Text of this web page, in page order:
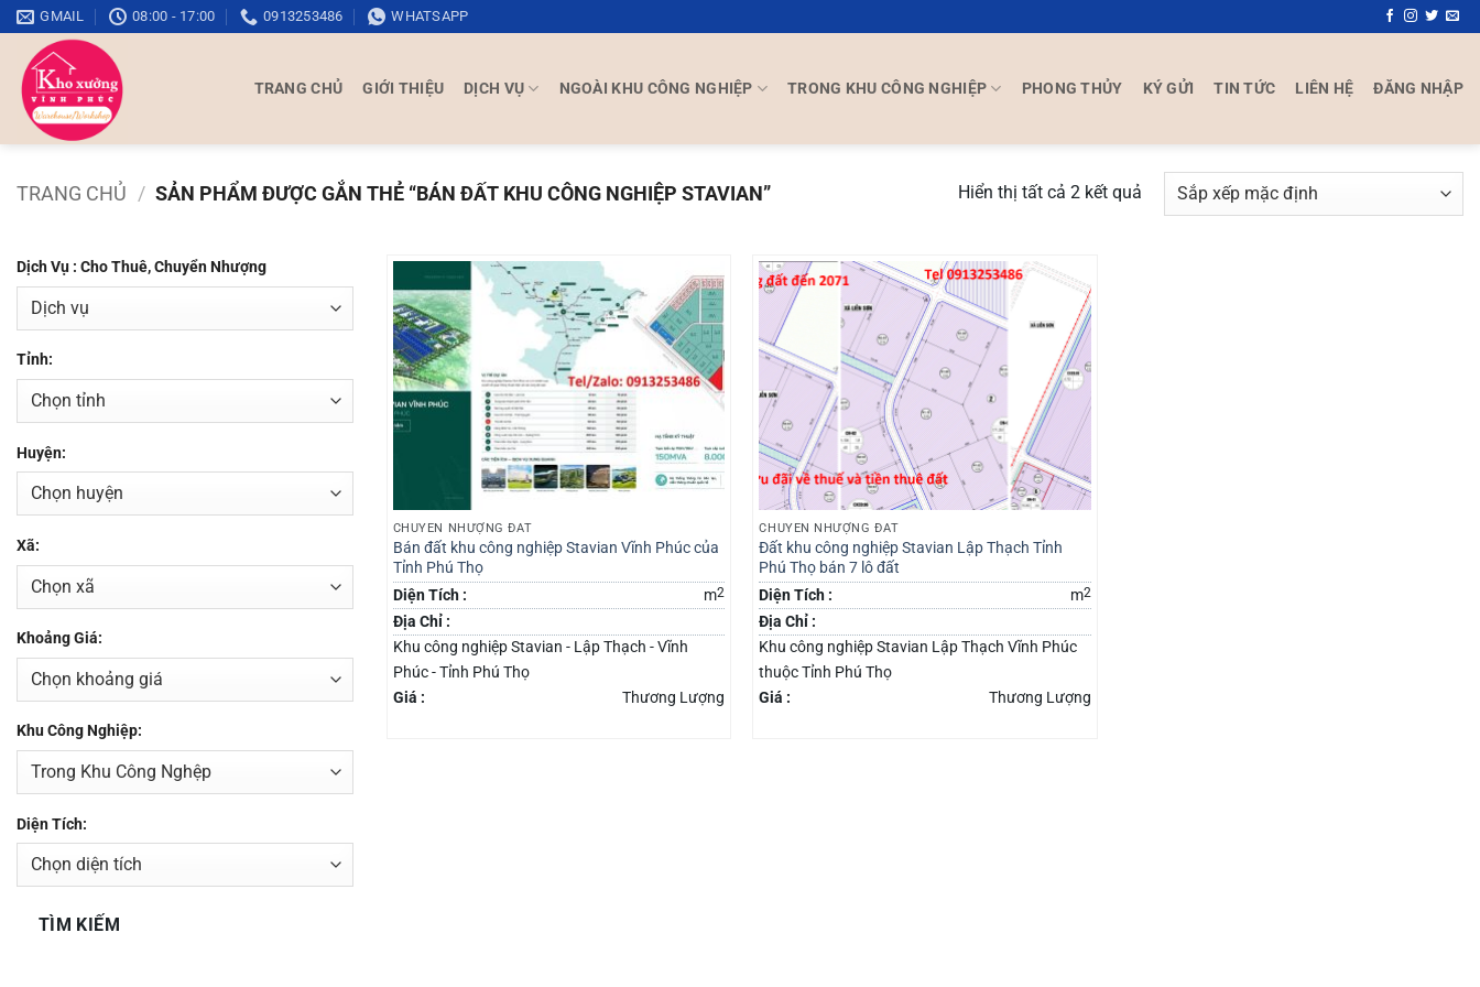
Bỏ
qua
dung
GMAIL 08:00 - 17:00 0913253486 WHATSAPP
TRANG CHỦ GIỚI THIỆU DỊCH VỤ NGOÀI KHU CÔNG NGHIỆP TRONG KHU CÔNG NGHIỆP PHONG THỦY KÝ GỬI TIN TỨC LIÊN HỆ ĐĂNG NHẬP
TRANG CHỦ / SẢN PHẨM ĐƯỢC GẮN THẺ “BÁN ĐẤT KHU CÔNG NGHIỆP STAVIAN” Hiển thị tất cả 2 kết quả
Dịch Vụ : Cho Thuê, Chuyển Nhượng
Tỉnh:
Huyện:
Xã:
Khoảng Giá:
Khu Công Nghiệp:
Diện Tích:
TÌM KIẾM
CHUYỂN NHƯỢNG ĐẤT
Bán đất khu công nghiệp Stavian Vĩnh Phúc của
Tỉnh Phú Thọ
Diện Tích :
m2
Địa Chỉ :
Khu công nghiệp Stavian - Lập Thạch - Vĩnh
Phúc - Tỉnh Phú Thọ
Giá :
Thương Lượng
CHUYỂN NHƯỢNG ĐẤT
Đất khu công nghiệp Stavian Lập Thạch Tỉnh
Phú Thọ bán 7 lô đất
Diện Tích :
m2
Địa Chỉ :
Khu công nghiệp Stavian Lập Thạch Vĩnh Phúc
thuộc Tỉnh Phú Thọ
Giá :
Thương Lượng